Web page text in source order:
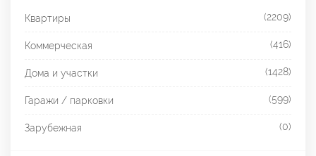
Квартиры (2209)
Коммерческая (416)
Дома и участки (1428)
Гаражи / парковки (599)
Зарубежная (0)